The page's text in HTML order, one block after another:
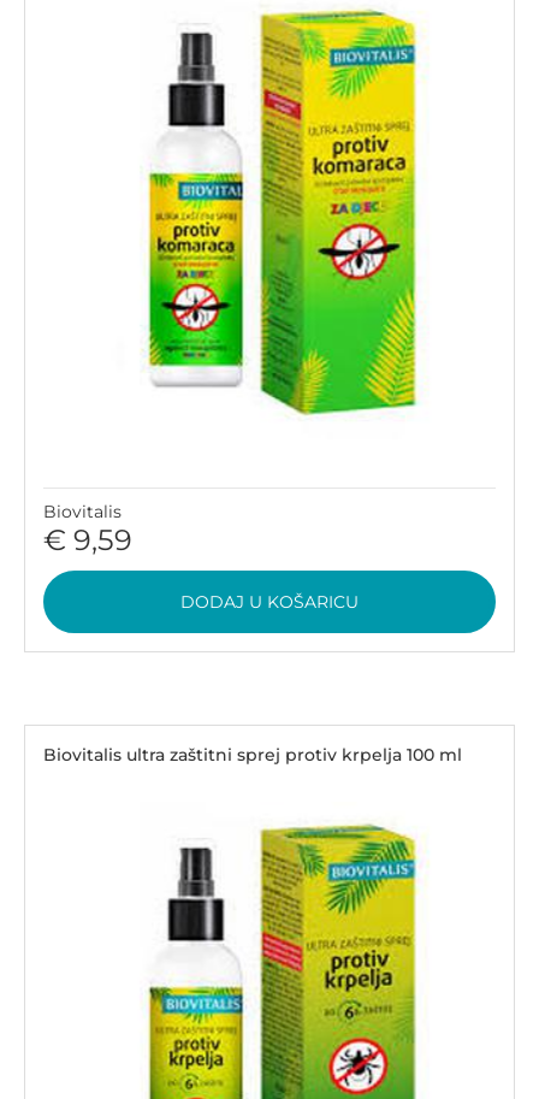
Biovitalis
€ 9,59
DODAJ U KOŠARICU
Biovitalis ultra zaštitni sprej protiv krpelja 100 ml